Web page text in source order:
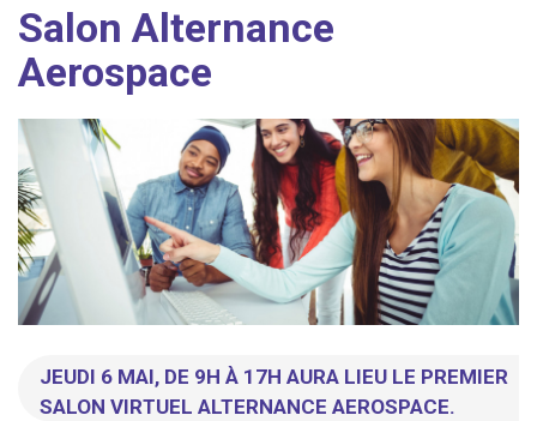
Salon Alternance
Aerospace
JEUDI 6 MAI, DE 9H À 17H AURA LIEU LE PREMIER
SALON VIRTUEL ALTERNANCE AEROSPACE.